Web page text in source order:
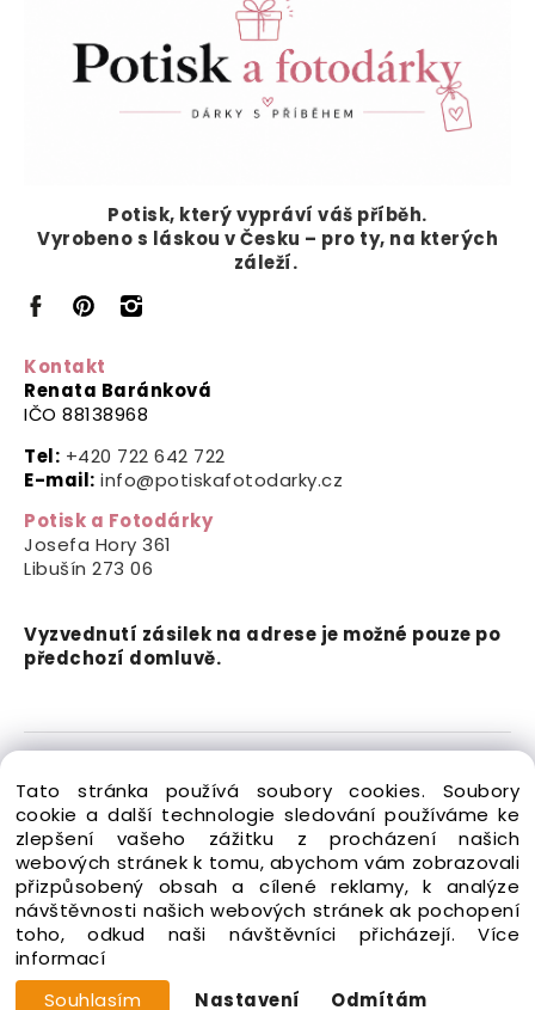
Potisk, který vyprávíváš příběh.
Vyrobeno s láskou v Česku – pro ty, na kterých
záleží.
Kontakt
Renata Baránková
IČO 88138968
Tel: +420 722 642 722
E-mail: info@potiskafotodarky.cz
Potisk a Fotodárky
Josefa Hory 361
Libušín 273 06
Vyzvednutí zásilek na adrese je možné pouze po
předchozí domluvě.
práva vyhrazena.
Vytvořeno systémem ClickEshop.cz
Tato stránka používá soubory cookies. Soubory
cookie a další technologie sledování používáme ke
zlepšení vašeho zážitku z procházení našich
webových stránek k tomu, abychom vám zobrazovali
přizpůsobený obsah a cílené reklamy, k analýze
návštěvnosti našich webových stránek ak pochopení
toho, odkud naši návštěvníci přicházejí.Více
informací
Souhlasím
Nastavení Odmítám